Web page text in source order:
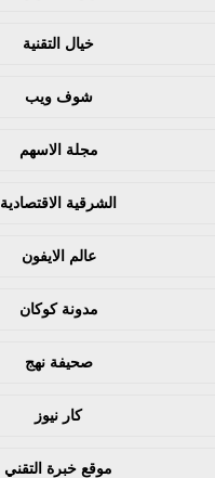
خيال التقنية
شوف ويب
مجلة الاسهم
الشرقية الاقتصادية
عالم الايفون
مدونة كوكان
صحيفة نهج
كار نيوز
موقع خبرة التقني